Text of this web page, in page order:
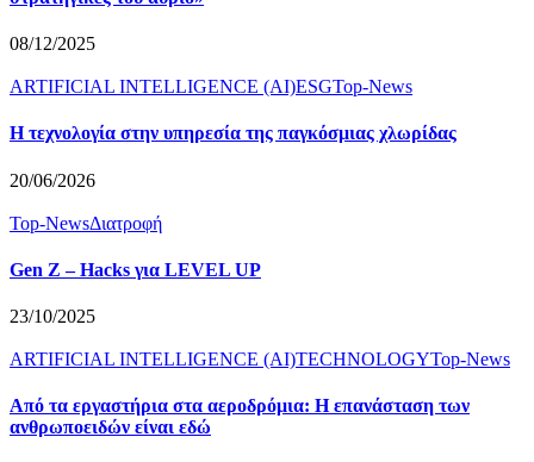
08/12/2025
ARTIFICIAL INTELLIGENCE (AI)ESGTop-News
Η τεχνολογία στην υπηρεσία της παγκόσμιας χλωρίδας
20/06/2026
Top-NewsΔιατροφή
Gen Z – Hacks για LEVEL UP
23/10/2025
ARTIFICIAL INTELLIGENCE (AI)TECHNOLOGYTop-News
Από τα εργαστήρια στα αεροδρόμια: Η επανάσταση των
ανθρωποειδών είναι εδώ